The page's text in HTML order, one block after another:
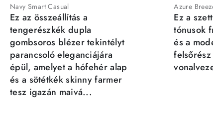
Navy Smart Casual
Ez az összeállítás a
tengerészkék dupla
gombsoros blézer tekintélyt
parancsoló eleganciájára
épül, amelyet a hófehér alap
és a sötétkék skinny farmer
tesz igazán maivá...
Azure Breeze
Ez a szett
tónusok
és a
felsőrész